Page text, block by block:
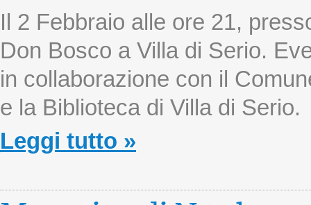
Il 2 Febbraio alle ore 21,
Don Bosco a Villa di Serio.
in collaborazione con il
e la Biblioteca di Villa di Serio.
Leggi tutto »